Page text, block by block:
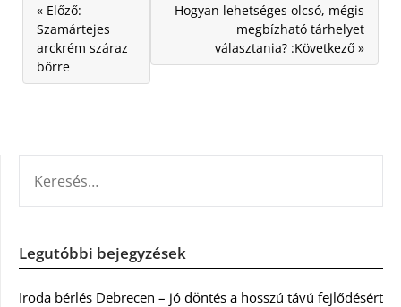
« Előző:
Szamártejes
arckrém száraz
bőrre
Hogyan lehetséges olcsó, mégis
megbízható tárhelyet
választania? :Következő »
Legutóbbi bejegyzések
Iroda bérlés Debrecen – jó döntés a hosszú távú fejlődésért